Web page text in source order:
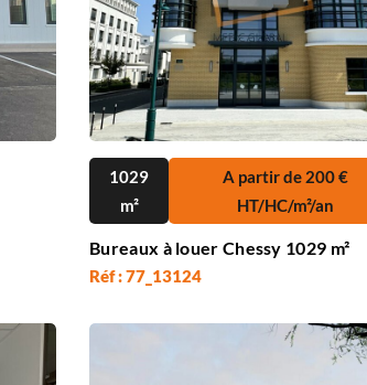
1029
m²
A partir de 200 €
HT/HC/m²/an
Bureaux à louer Chessy 1029 m²
Réf : 77_13124